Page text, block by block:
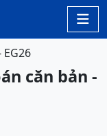

căn bản -